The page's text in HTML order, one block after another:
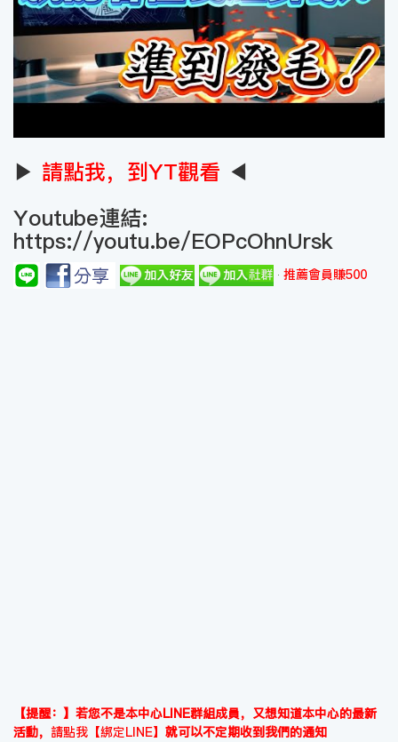
▶ 請點我，到YT觀看 ◀
Youtube連結:
https://youtu.be/EOPcOhnUrsk
推薦會員賺500
【提醒：】若您不是本中心LINE群組成員，又想知道本中心的最新
活動， 請點我【綁定LINE】 就可以不定期收到我們的通知